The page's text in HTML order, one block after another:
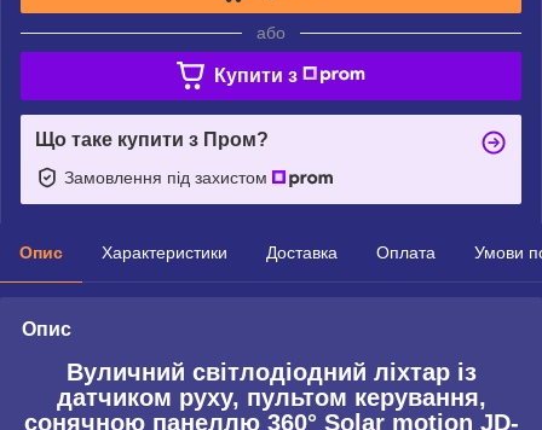
або
Купити з
Що таке купити з Пром?
Замовлення під захистом
Опис Характеристики Доставка Оплата Умови
Опис
Вуличний світлодіодний ліхтар із
датчиком руху, пультом керування,
сонячною панеллю 360° Solar motion JD-